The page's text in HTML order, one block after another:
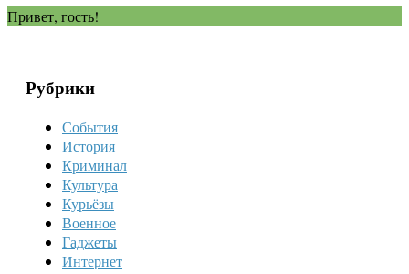
Привет, гость!
Рубрики
События
История
Криминал
Культура
Курьёзы
Военное
Гаджеты
Интернет